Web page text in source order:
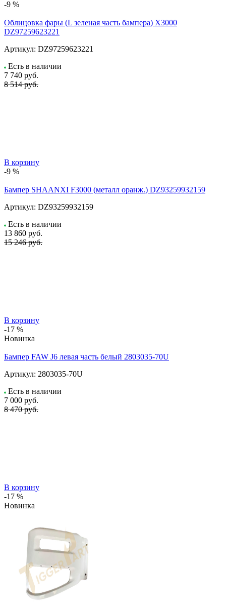
-9 %
Облицовка фары (L зеленая часть бампера) X3000
DZ97259623221
Артикул: DZ97259623221
Есть в наличии
7 740 руб.
8 514 руб.
В корзину
-9 %
Бампер SHAANXI F3000 (металл оранж.) DZ93259932159
Артикул: DZ93259932159
Есть в наличии
13 860 руб.
15 246 руб.
В корзину
-17 %
Новинка
Бампер FAW J6 левая часть белый 2803035-70U
Артикул: 2803035-70U
Есть в наличии
7 000 руб.
8 470 руб.
В корзину
-17 %
Новинка